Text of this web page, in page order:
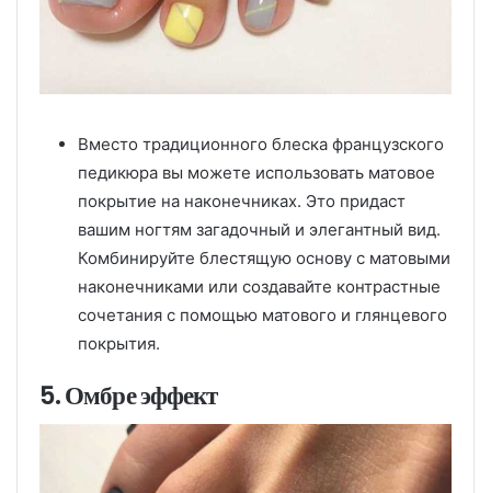
Вместо традиционного блеска французского
педикюра вы можете использовать матовое
покрытие на наконечниках. Это придаст
вашим ногтям загадочный и элегантный вид.
Комбинируйте блестящую основу с матовыми
наконечниками или создавайте контрастные
сочетания с помощью матового и глянцевого
покрытия.
5. Омбре эффект